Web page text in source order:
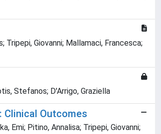
Tripepi, Giovanni; Mallamaci, Francesca;
Stefanos; D'Arrigo, Graziella
Clinical Outcomes
Emi; Pitino, Annalisa; Tripepi, Giovanni;